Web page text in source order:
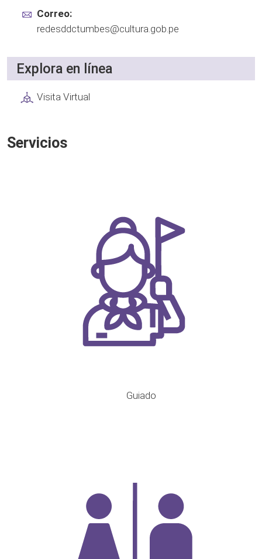
Correo:
redesddctumbes@cultura.gob.pe
Explora en línea
Visita Virtual
Servicios
Guiado